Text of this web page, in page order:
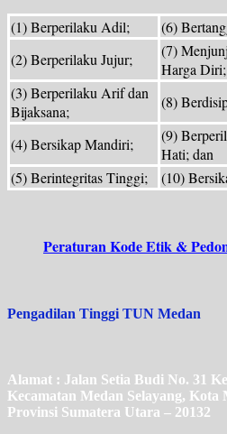
(1) Berperilaku Adil;
(6)
(2) Berperilaku Jujur;
(7)
Harga Diri;
(3) Berperilaku Arif dan
Bijaksana;
(8)
(4) Bersikap Mandiri;
(9)
Hati; dan
(5) Berintegritas Tinggi;
(10)
Peraturan Kode Etik &
Pengadilan Tinggi TUN Medan
Alamat : Jalan Setia Budi No. 31
Kecamatan Medan Selayang, Kota
Provinsi Sumatera Utara – 20132